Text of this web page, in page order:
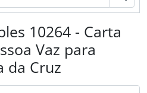
10264 - Carta
Vaz para
da Cruz